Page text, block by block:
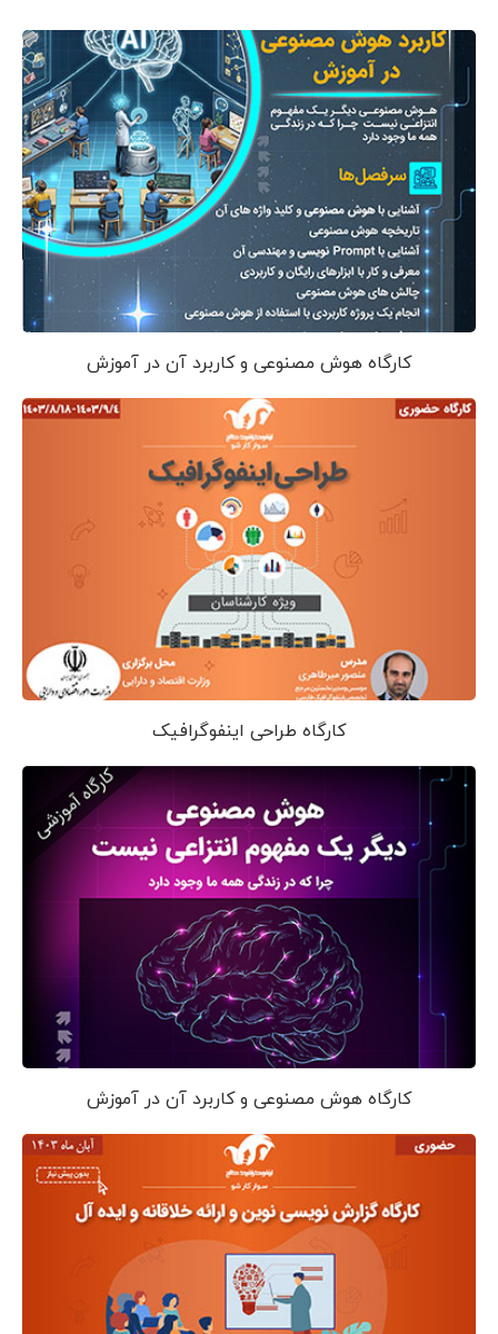
کارگاه هوش مصنوعی و کاربرد آن در آموزش
کارگاه طراحی اینفوگرافیک
کارگاه هوش مصنوعی و کاربرد آن در آموزش